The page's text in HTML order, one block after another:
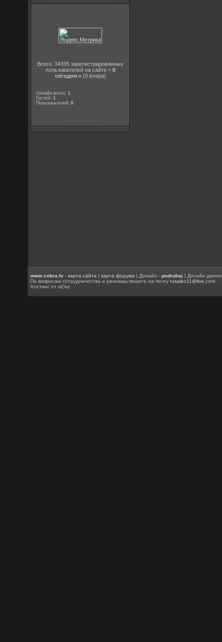
Всего: 34335 зарегистрированных
пользователей на сайте + 0
сегодняи (0 вчера)
Онлайн всего:1
Гостей:1
Пользователей:0
www.cobra.lv -карта сайта |карта форума | Дизайн -podrubaj | Дизайн
По вопросам сотрудничества и рекламы пишите на почтуrusalex11@live.com
Хостинг отuCoz